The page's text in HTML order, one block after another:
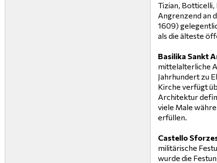
Tizian, Botticelli,
Angrenzend an
1609)
als die älteste
Basilika Sankt
mittelalterliche
Jahrhundert zu
Kirche verfügt
Architektur
viele Male
erfüllen.
Castello
militärische
wurde die